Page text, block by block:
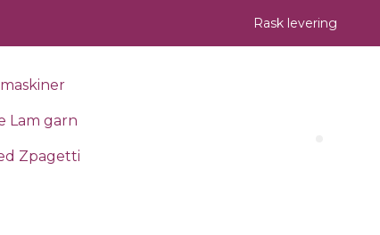
Rask levering
Lam garn
Zpagetti